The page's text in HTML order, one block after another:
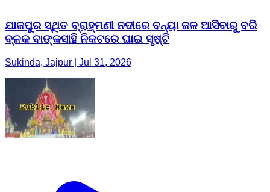
ଯାଜପୁର ସ୍ଥିତ ବ୍ରାହ୍ମଣୀ ନଦୀରେ ବନ୍ୟା ଜଳ ଆସିବାରୁ ବରି
ବ୍ଳକ ବାଙ୍କସାହି ନିକଟରେ ଘାଇ ସୃଷ୍ଟି
Sukinda, Jajpur | Jul 31, 2026